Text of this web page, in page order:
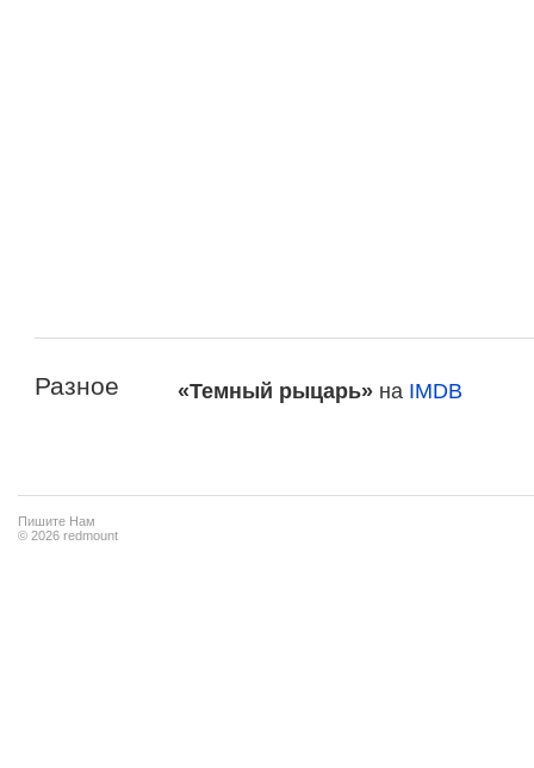
Разное «Темный рыцарь» на IMDB
Пишите Нам
© 2026 redmount